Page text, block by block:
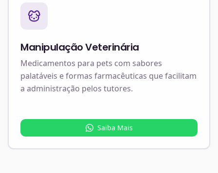
Manipulação Veterinária
Medicamentos para pets com sabores
palatáveis e formas farmacêuticas que facilitam
a administração pelos tutores.
Saiba Mais